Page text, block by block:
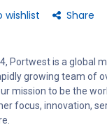
wishlist Share
Portwest is a global
growing team of
mission to be the
focus, innovation,